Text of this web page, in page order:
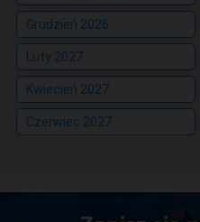
Grudzień 2026
Luty 2027
Kwiecień 2027
Czerwiec 2027